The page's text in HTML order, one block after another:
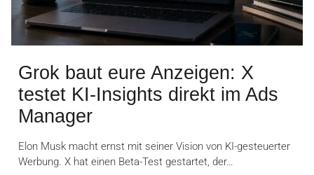
Grok baut eure Anzeigen: X
testet KI-Insights direkt im Ads
Manager
Elon Musk macht ernst mit seiner Vision von KI-gesteuerter
Werbung. X hat einen Beta-Test gestartet, der…